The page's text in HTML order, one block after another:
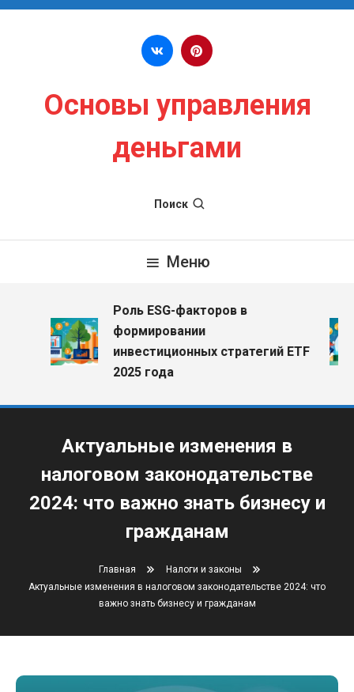
Перейти к содержимому
Основы управления
деньгами
Поиск
Меню
Роль ESG-факторов в
формировании
инвестиционных стратегий ETF
2025 года
Актуальные изменения в
налоговом законодательстве
2024: что важно знать бизнесу и
гражданам
Главная
Налоги и законы
Актуальные изменения в налоговом законодательстве 2024: что
важно знать бизнесу и гражданам